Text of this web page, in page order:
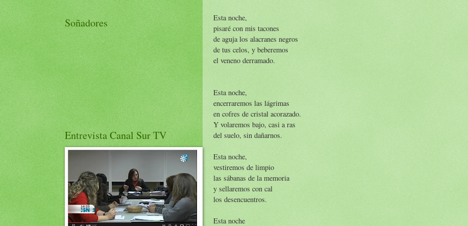
Esta noche,
pisaré con mis tacones
de aguja los alacranes negros
de tus celos, y beberemos
el veneno derramado.
Esta noche,
encerraremos las lágrimas
en cofres de cristal acorazado.
Y volaremos bajo, casi a ras
del suelo, sin dañarnos.
Esta noche,
vestiremos de limpio
las sábanas de la memoria
y sellaremos con cal
los desencuentros.
Esta noche
Soñadores
Entrevista Canal Sur TV